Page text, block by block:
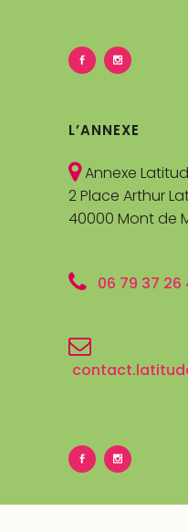
L’ANNEXE
Annexe
2 Place Arthur
40000 Mont de
06 79 37 26